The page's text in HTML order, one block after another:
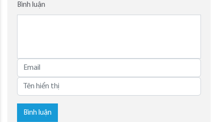
Bình luận
Bình luận